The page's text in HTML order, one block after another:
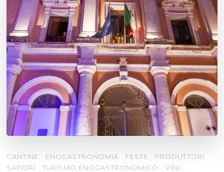
CANTINE ENOGASTRONOMIA FESTE
PRODUTTORI
SAPORI
TURISMO ENOGASTRONOMICO VINI